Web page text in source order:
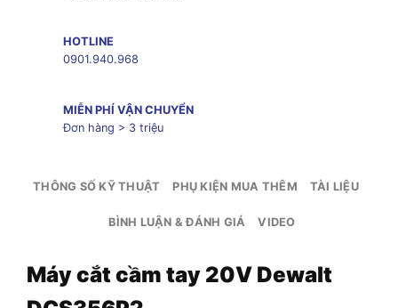
HOTLINE
0901.940.968
MIỄN PHÍ VẬN CHUYỂN
Đơn hàng > 3 triệu
THÔNG SỐ KỸ THUẬT PHỤ KIỆN MUA THÊM TÀI LIỆU
BÌNH LUẬN & ĐÁNH GIÁ VIDEO
Máy cắt cầm tay 20V Dewalt